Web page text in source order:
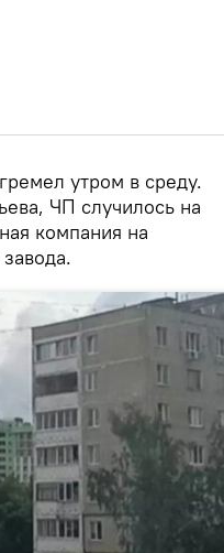
утром в среду.
ЧП случилось на
компания на